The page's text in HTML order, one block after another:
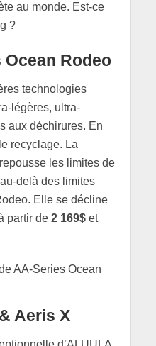
au monde. Est-ce
?
Ocean Rodeo
technologies
légères, ultra-
aux déchirures. En
recyclage. La
les limites de
delà des limites
Elle se décline
partir de 2 169$et
Aeris X